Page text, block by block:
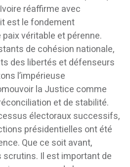
réaffirme avec
est le fondement
paix véritable et pérenne.
de cohésion nationale,
des libertés et défenseurs
l’impérieuse
la Justice comme
et de stabilité.
électoraux successifs,
présidentielles ont été
Que ce soit avant,
scrutins. Il est important de